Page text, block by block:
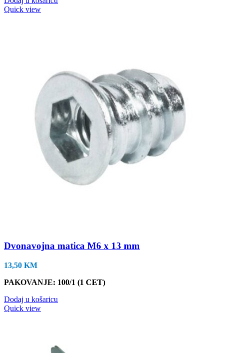
Quick view
Dvonavojna matica M6 x 13 mm
13,50 KM
PAKOVANJE: 100/1 (1 CET)
Dodaj u košaricu
Quick view